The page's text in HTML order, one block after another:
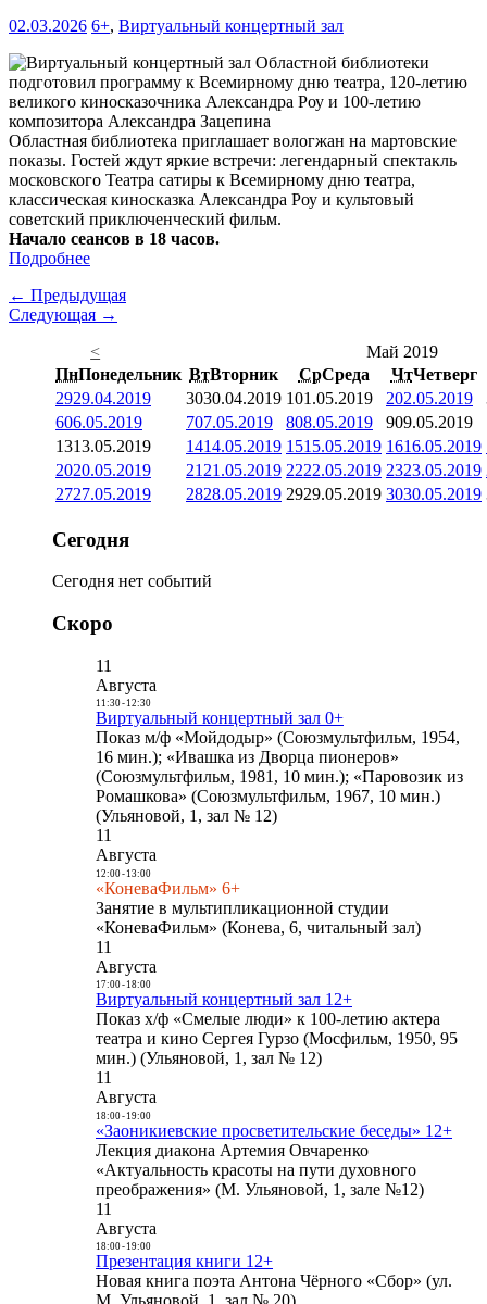
02.03.2026 6+, Виртуальный концертный зал
Областная библиотека приглашает вологжан на мартовские
показы. Гостей ждут яркие встречи: легендарный спектакль
московского Театра сатиры к Всемирному дню театра,
классическая киносказка Александра Роу и культовый
советский приключенческий фильм.
Начало сеансов в 18 часов.
Подробнее
← Предыдущая
Следующая →
<
Май 2019
ПнПонедельник ВтВторник СрСреда ЧтЧетверг
2929.04.2019 3030.04.2019 101.05.2019 202.05.2019
606.05.2019 707.05.2019 808.05.2019 909.05.2019
1313.05.2019 1414.05.2019 1515.05.2019 1616.05.2019
2020.05.2019 21 21.05.2019 2222.05.2019 2323.05.2019
2727.05.2019 2828.05.2019 2929.05.2019 3030.05.2019
Сегодня
Сегодня нет событий
Скоро
11
Августа
11:30- 12:30
Виртуальный концертный зал 0+
Показ м/ф «Мойдодыр» (Союзмультфильм, 1954,
16 мин.); «Ивашка из Дворца пионеров»
(Союзмультфильм, 1981, 10 мин.); «Паровозик из
Ромашкова» (Союзмультфильм, 1967, 10 мин.)
(Ульяновой, 1, зал № 12)
11
Августа
12:00- 13:00
«КоневаФильм» 6+
Занятие в мультипликационной студии
«КоневаФильм» (Конева, 6, читальный зал)
11
Августа
17:00- 18:00
Виртуальный концертный зал 12+
Показ х/ф «Смелые люди» к 100-летию актера
театра и кино Сергея Гурзо (Мосфильм, 1950, 95
мин.) (Ульяновой, 1, зал № 12)
11
Августа
18:00- 19:00
«Заоникиевские просветительские беседы» 12+
Лекция диакона Артемия Овчаренко
«Актуальность красоты на пути духовного
преображения» (М. Ульяновой, 1, зале №12)
11
Августа
18:00- 19:00
Презентация книги 12+
Новая книга поэта Антона Чёрного «Сбор» (ул.